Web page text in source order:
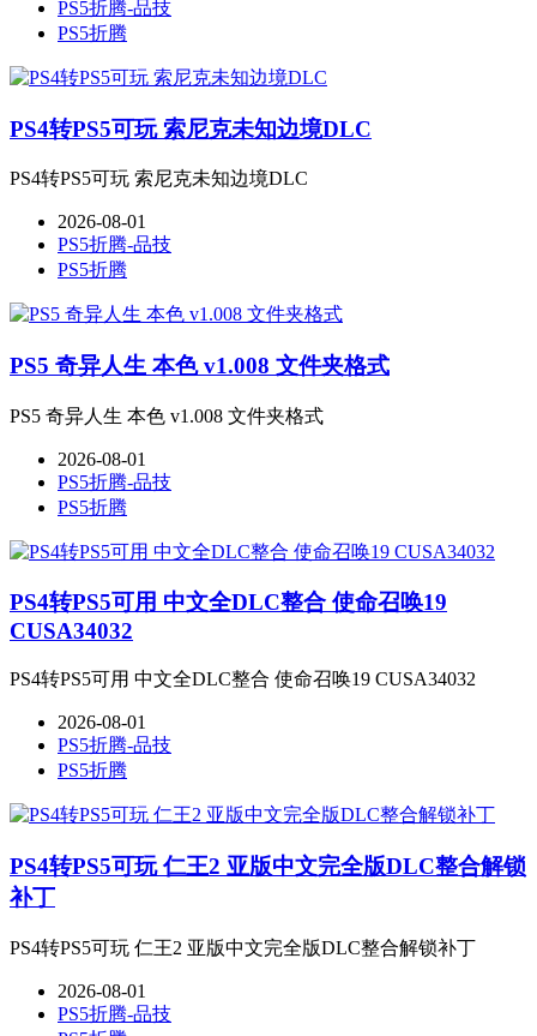
PS5折腾-品技
PS5折腾
PS4转PS5可玩 索尼克未知边境DLC
PS4转PS5可玩 索尼克未知边境DLC
2026-08-01
PS5折腾-品技
PS5折腾
PS5 奇异人生 本色 v1.008 文件夹格式
PS5 奇异人生 本色 v1.008 文件夹格式
2026-08-01
PS5折腾-品技
PS5折腾
PS4转PS5可用 中文全DLC整合 使命召唤19
CUSA34032
PS4转PS5可用 中文全DLC整合 使命召唤19 CUSA34032
2026-08-01
PS5折腾-品技
PS5折腾
PS4转PS5可玩 仁王2 亚版中文完全版DLC整合解锁
补丁
PS4转PS5可玩 仁王2 亚版中文完全版DLC整合解锁补丁
2026-08-01
PS5折腾-品技